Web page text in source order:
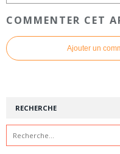
COMMENTER CET
Ajouter un
RECHERCHE